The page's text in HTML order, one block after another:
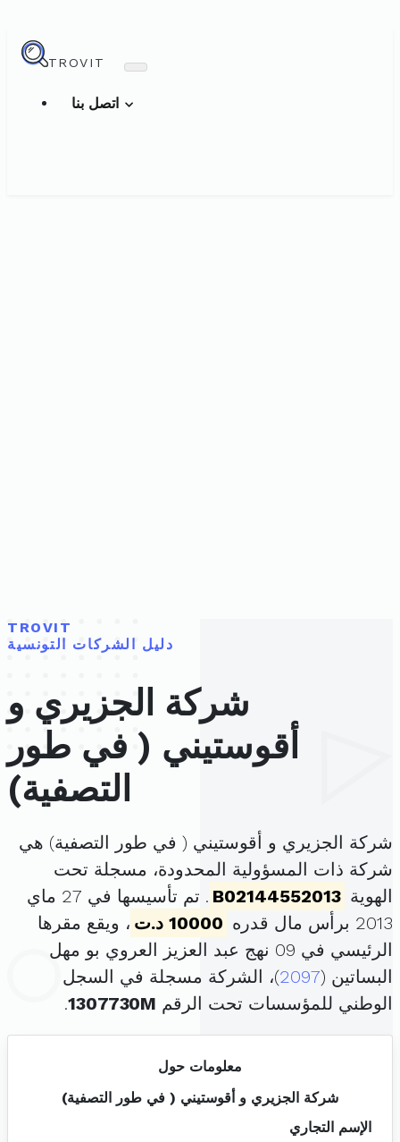
TROVIT
TROVIT
دليل الشركات التونسية
شركة الجزيري و
أقوستيني ( في طور
التصفية)
شركة الجزيري و أقوستيني ( في طور التصفية) هي
شركة ذات المسؤولية المحدودة، مسجلة تحت
الهوية B02144552013
. تم تأسيسها في 27 ماي
2013 برأس مال قدره
10000 د.ت
، ويقع مقرها
الرئيسي في 09 نهج عبد العزيز العروي بو مهل
البساتين (2097)، الشركة مسجلة في السجل
الوطني للمؤسسات تحت الرقم 1307730M
.
معلومات حول
شركة الجزيري و أقوستيني ( في طور التصفية)
الإسم التجاري